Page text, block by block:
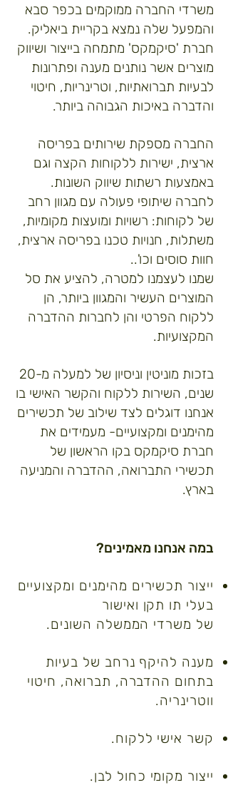
משרדי החברה ממוקמים בכפר סבא
והמפעל שלה נמצא בקריית ביאליק.
חברת 'סיקמקס' מתמחה בייצור ושיווק
מוצרים אשר נותנים מענה ופתרונות
לבעיות תברואתיות, וטרינריות, חיטוי
והדברה באיכות הגבוהה ביותר.
החברה מספקת שירותים בפריסה
ארצית, ישירות ללקוחות הקצה וגם
באמצעות רשתות שיווק השונות.
לחברה שיתופי פעולה עם מגוון רחב
של לקוחות: רשויות ומועצות מקומיות,
משתלות, חנויות טכנו בפריסה ארצית,
חוות סוסים וכו'..
שמנו לעצמנו למטרה, להציע את סל
המוצרים העשיר והמגוון ביותר, הן
ללקוח הפרטי והן לחברות ההדברה
המקצועיות.
בזכות מוניטין וניסיון של למעלה מ-20
שנים, השירות ללקוח והקשר האישי בו
אנחנו דוגלים לצד שילוב של תכשירים
מהימנים ומקצועיים- מעמידים את
חברת סיקמקס בקו הראשון של
תכשירי התברואה, ההדברה והמניעה
בארץ.
במה אנחנו מאמינים?
ייצור תכשירים מהימנים ומקצועיים
בעלי תו תקן ואישור
של משרדי הממשלה השונים.
מענה להיקף נרחב של בעיות
בתחום ההדברה, תברואה, חיטוי
ווטרינריה.
קשר אישי ללקוח.
ייצור מקומי כחול לבן.